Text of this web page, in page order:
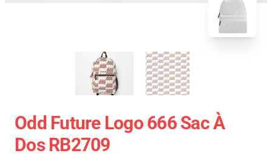
Odd Future Logo 666 Sac À
Dos RB2709